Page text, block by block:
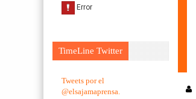
TimeLine Twitter
Tweets por el
@elsajamaprensa.